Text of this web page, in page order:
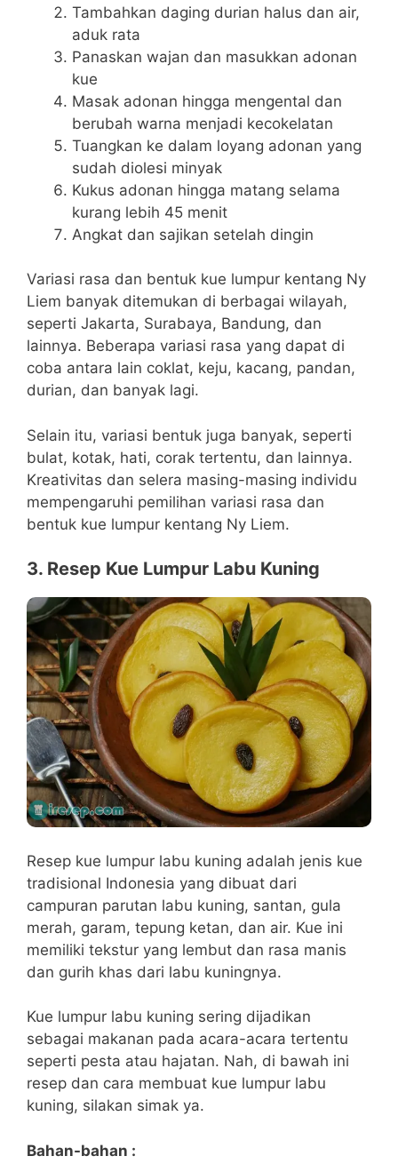
Tambahkan daging durian halus dan air,
aduk rata
Panaskan wajan dan masukkan adonan
kue
Masak adonan hingga mengental dan
berubah warna menjadi kecokelatan
Tuangkan ke dalam loyang adonan yang
sudah diolesi minyak
Kukus adonan hingga matang selama
kurang lebih 45 menit
Angkat dan sajikan setelah dingin
Variasi rasa dan bentuk kue lumpur kentang Ny
Liem banyak ditemukan di berbagai wilayah,
seperti Jakarta, Surabaya, Bandung, dan
lainnya. Beberapa variasi rasa yang dapat di
coba antara lain coklat, keju, kacang, pandan,
durian, dan banyak lagi.
Selain itu, variasi bentuk juga banyak, seperti
bulat, kotak, hati, corak tertentu, dan lainnya.
Kreativitas dan selera masing-masing individu
mempengaruhi pemilihan variasi rasa dan
bentuk kue lumpur kentang Ny Liem.
3. Resep Kue Lumpur Labu Kuning
Resep kue lumpur labu kuning adalah jenis kue
tradisional Indonesia yang dibuat dari
campuran parutan labu kuning, santan, gula
merah, garam, tepung ketan, dan air. Kue ini
memiliki tekstur yang lembut dan rasa manis
dan gurih khas dari labu kuningnya.
Kue lumpur labu kuning sering dijadikan
sebagai makanan pada acara-acara tertentu
seperti pesta atau hajatan. Nah, di bawah ini
resep dan cara membuat kue lumpur labu
kuning, silakan simak ya.
Bahan-bahan :